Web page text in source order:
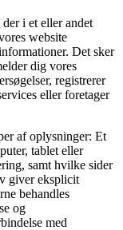
i et eller andet
website
Det sker
dig vores
registrerer
eller foretager
af oplysninger: Et
tablet eller
samt hvilke sider
giver eksplicit
behandles
og
med